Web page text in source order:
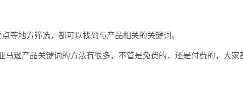
等地方筛选，都可以找到与产品相关的关键词。
马逊产品关键词的方法有很多，不管是免费的，还是付费的，大